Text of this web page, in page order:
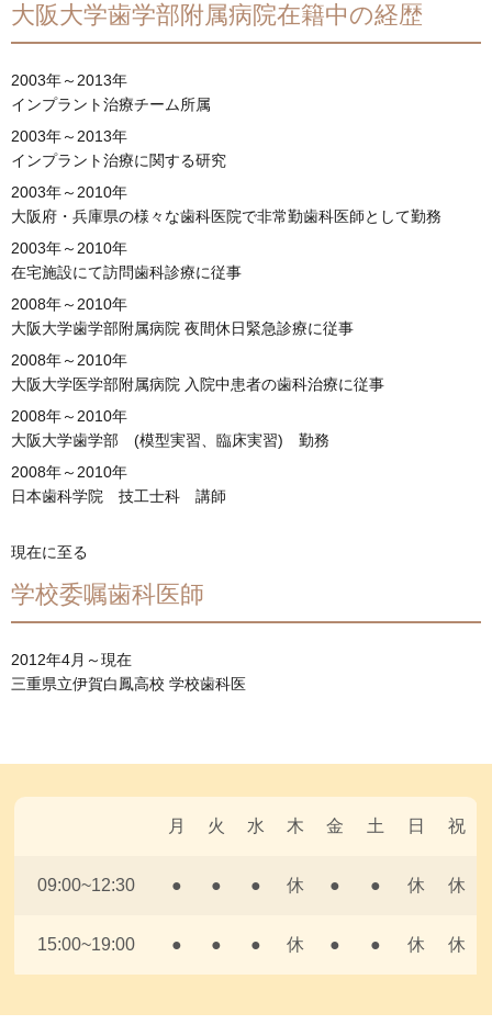
大阪大学歯学部附属病院在籍中の経歴
2003年～2013年
インプラント治療チーム所属
2003年～2013年
インプラント治療に関する研究
2003年～2010年
大阪府・兵庫県の様々な歯科医院で非常勤歯科医師として勤務
2003年～2010年
在宅施設にて訪問歯科診療に従事
2008年～2010年
大阪大学歯学部附属病院 夜間休日緊急診療に従事
2008年～2010年
大阪大学医学部附属病院 入院中患者の歯科治療に従事
2008年～2010年
大阪大学歯学部 (模型実習、臨床実習) 勤務
2008年～2010年
日本歯科学院 技工士科 講師
現在に至る
学校委嘱歯科医師
2012年4月～現在
三重県立伊賀白鳳高校 学校歯科医
月 火 水 木 金 土 日 祝
09:00~12:30 ● ● ● 休 ● ● 休 休
15:00~19:00 ● ● ● 休 ● ● 休 休